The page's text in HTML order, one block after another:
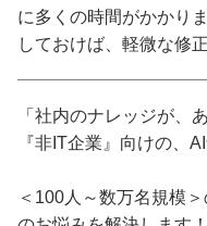
に多くの時間がかかり
しておけば、軽微な修
「社内のナレッジが、
『非IT企業』向けの、
＜100人～数万名規模